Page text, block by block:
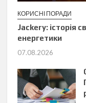
КОРИСНІ ПОРАДИ
Jackery: історія
енергетики
07.08.2026